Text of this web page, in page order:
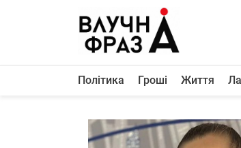
Політика
Життя
Політика Гроші Життя